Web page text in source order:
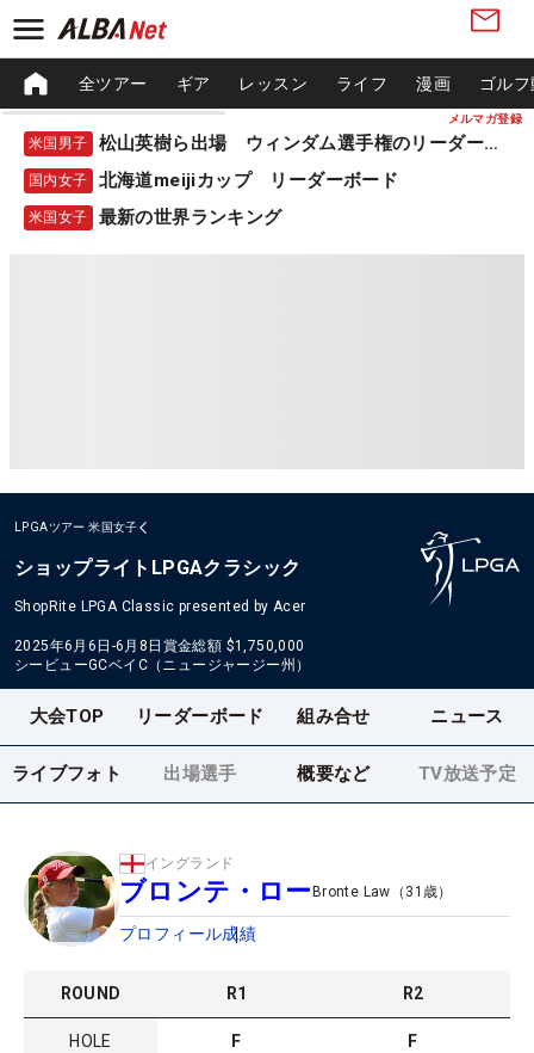
メルマガ登録
全ツアー ギア レッスン ライフ 漫画 ゴル
米国男子 松山英樹ら出場 ウィンダム選手権のリーダーボード
国内女子 北海道meijiカップ リーダーボード
米国女子 最新の世界ランキング
LPGAツアー 米国女子
ショップライトLPGAクラシック
ShopRite LPGA Classic presented by Acer
2025年6月6日-6月8日 賞金総額 $1,750,000
シービューGCベイC（ニュージャージー州）
大会TOP リーダーボード 組み合せ ニュース
ライブフォト 出場選手 概要など TV放送予定
イングランド
ブロンテ・ローBronte Law （ 31 歳）
プロフィール成績
ROUND R1 R2
HOLE F F